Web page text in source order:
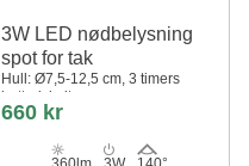
3W LED nødbelysning
spot for tak
Hull: Ø7,5-12,5 cm, 3 timers
batteri, hvit
660 kr